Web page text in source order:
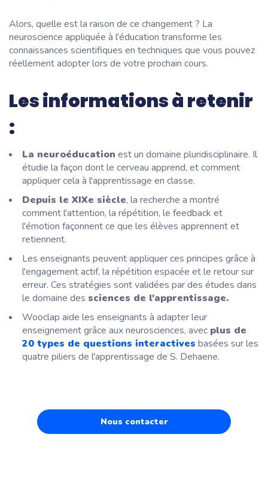
Alors, quelle est la raison de ce changement ? La
neuroscience appliquée à l'éducation transforme les
connaissances scientifiques en techniques que vous pouvez
réellement adopter lors de votre prochain cours.
Les informations à retenir
:
La neuroéducation est un domaine pluridisciplinaire. Il
étudie la façon dont le cerveau apprend, et comment
appliquer cela à l'apprentissage en classe.
Depuis le XIXe siècle, la recherche a montré
comment l'attention, la répétition, le feedback et
l'émotion façonnent ce que les élèves apprennent et
retiennent.
Les enseignants peuvent appliquer ces principes grâce à
l'engagement actif, la répétition espacée et le retour sur
erreur. Ces stratégies sont validées par des études dans
le domaine des sciences de l'apprentissage.
Wooclap aide les enseignants à adapter leur
enseignement grâce aux neurosciences, avec plus de
20 types de questions interactives basées sur les
quatre piliers de l'apprentissage de S. Dehaene.
Nous contacter